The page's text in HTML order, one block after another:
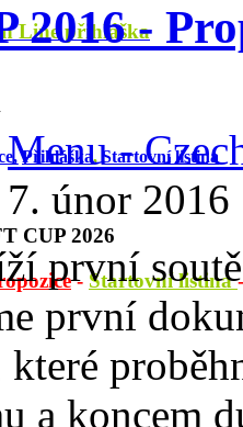
Line přihláška
Přihláška, Startovní listina
CUP 2026
- Startovní listina
2016 -
Menu -
únor 2016
první
první
které
a koncem